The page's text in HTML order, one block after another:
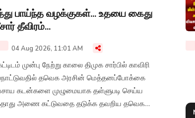
பாய்ந்த வழக்குகள்... உதயை கைது
தீவிரம்...
04 Aug 2026, 11:01 AM
முன்பு நேற்று காலை திமுக சார்பில் காவிரி
தவெக அரசின் மெத்தனப்போக்கை
கடன்களை முழுமையாக தள்ளுபடி செய்ய
அணை கட்டுவதை தடுக்க தவறிய தவெக